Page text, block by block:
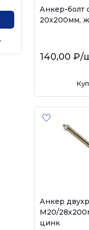
Анкер-болт
20х200мм,
140,00 ₽/
Анкер
М20/
цинк